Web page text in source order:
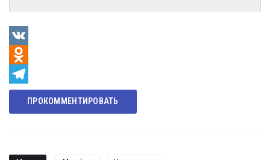
VK
Odnoklassniki
Telegram
ПРОКОММЕНТИРОВАТЬ